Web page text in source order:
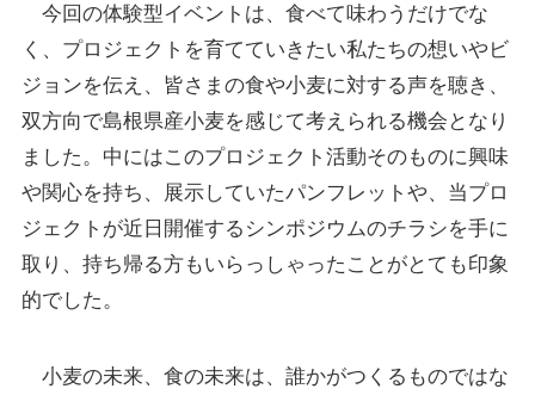
今回の体験型イベントは、食べて味わうだけでな
く、プロジェクトを育てていきたい私たちの想いやビ
ジョンを伝え、皆さまの食や小麦に対する声を聴き、
双方向で島根県産小麦を感じて考えられる機会となり
ました。中にはこのプロジェクト活動そのものに興味
や関心を持ち、展示していたパンフレットや、当プロ
ジェクトが近日開催するシンポジウムのチラシを手に
取り、持ち帰る方もいらっしゃったことがとても印象
的でした。
小麦の未来、食の未来は、誰かがつくるものではな